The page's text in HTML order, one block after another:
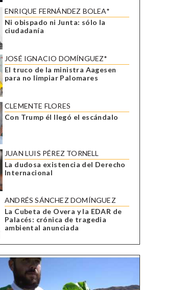
ENRIQUE FERNÁNDEZ BOLEA*
Ni obispado ni Junta: sólo la
ciudadanía
JOSÉ IGNACIO DOMÍNGUEZ*
El truco de la ministra Aagesen
para no limpiar Palomares
CLEMENTE FLORES
Con Trump él llegó el escándalo
JUAN LUIS PÉREZ TORNELL
La dudosa existencia del Derecho
Internacional
ANDRÉS SÁNCHEZ DOMÍNGUEZ
La Cubeta de Overa y la EDAR de
Palacés: crónica de tragedia
ambiental anunciada